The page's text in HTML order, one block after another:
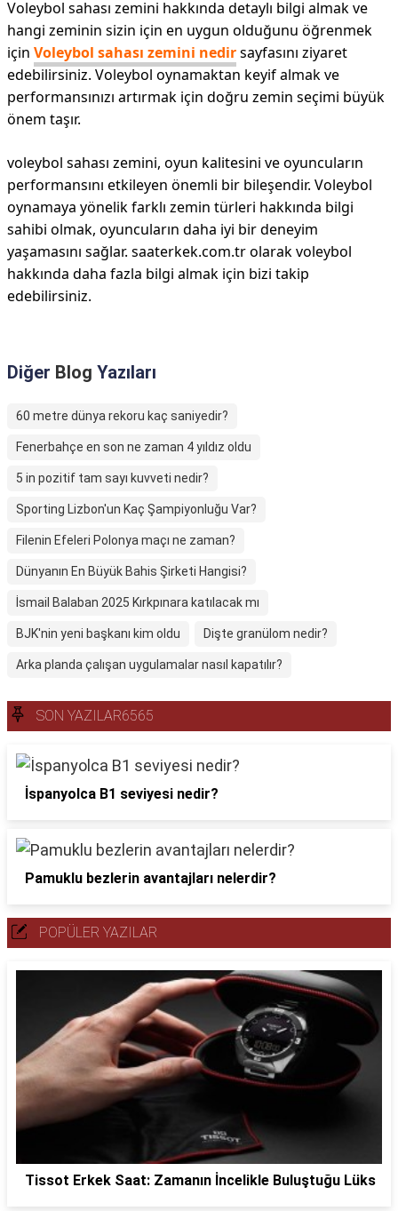
Voleybol sahası zemini hakkında detaylı bilgi almak ve
hangi zeminin sizin için en uygun olduğunu öğrenmek
için Voleybol sahası zemini nedirsayfasını ziyaret
edebilirsiniz. Voleybol oynamaktan keyif almak ve
performansınızı artırmak için doğru zemin seçimi büyük
önem taşır.
voleybol sahası zemini, oyun kalitesini ve oyuncuların
performansını etkileyen önemli bir bileşendir. Voleybol
oynamaya yönelik farklı zemin türleri hakkında bilgi
sahibi olmak, oyuncuların daha iyi bir deneyim
yaşamasını sağlar. saaterkek.com.tr olarak voleybol
hakkında daha fazla bilgi almak için bizi takip
edebilirsiniz.
Diğer Blog Yazıları
60 metre dünya rekoru kaç saniyedir?
Fenerbahçe en son ne zaman 4 yıldız oldu
5 in pozitif tam sayı kuvveti nedir?
Sporting Lizbon'un Kaç Şampiyonluğu Var?
Filenin Efeleri Polonya maçı ne zaman?
Dünyanın En Büyük Bahis Şirketi Hangisi?
İsmail Balaban 2025 Kırkpınara katılacak mı
BJK'nin yeni başkanı kim oldu Dişte granülom nedir?
Arka planda çalışan uygulamalar nasıl kapatılır?
SON YAZILAR6565
İspanyolca B1 seviyesi nedir?
Pamuklu bezlerin avantajları nelerdir?
POPÜLER YAZILAR
Tissot Erkek Saat: Zamanın İncelikle Buluştuğu Lüks